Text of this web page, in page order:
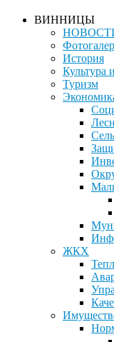
ВИННИЦЫ
История
Культура
Туризм
ЖКХ